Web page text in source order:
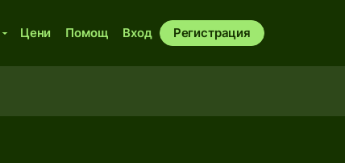
Цени Помощ Вход Регистрация